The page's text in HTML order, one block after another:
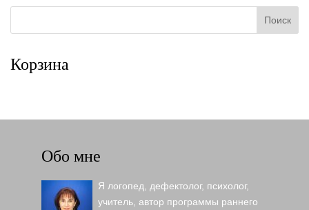
Корзина
Обо мне
Я логопед, дефектолог, психолог,
учитель, автор программы раннего